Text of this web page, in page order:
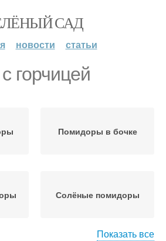
САД
новости статьи
горчицей
Помидоры в бочке
Солёные помидоры
Показать все